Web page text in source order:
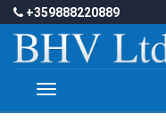
+359888220889
Toggle